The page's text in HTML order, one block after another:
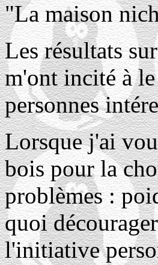
"La maison
Les résultats
m'ont incité à le
personnes
Lorsque j'ai
bois pour la
problèmes :
quoi
l'initiative